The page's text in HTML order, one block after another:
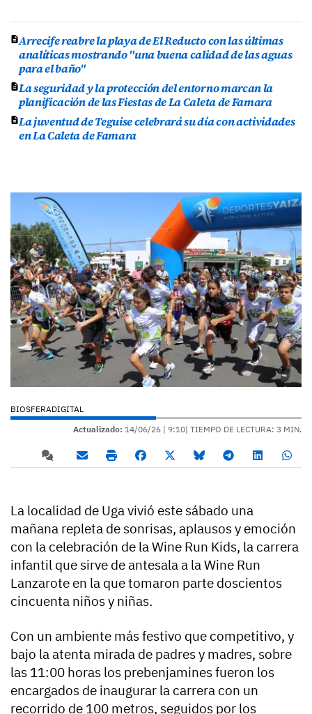
Arrecife reabre la playa de El Reducto con las últimas
analíticas mostrando "una buena calidad de las aguas
para el baño"
La seguridad y la protección del entorno marcan la
planificación de las Fiestas de La Caleta de Famara
La juventud de Teguise celebrará su día con actividades
en La Caleta de Famara
BIOSFERADIGITAL
Actualizado: 14/06/26 | 9:10| TIEMPO DE LECTURA: 3 MIN.
La localidad de Uga vivió este sábado una
mañana repleta de sonrisas, aplausos y emoción
con la celebración de la Wine Run Kids, la carrera
infantil que sirve de antesala a la Wine Run
Lanzarote en la que tomaron parte doscientos
cincuenta niños y niñas.
Con un ambiente más festivo que competitivo, y
bajo la atenta mirada de padres y madres, sobre
las 11:00 horas los prebenjamines fueron los
encargados de inaugurar la carrera con un
recorrido de 100 metros, seguidos por los